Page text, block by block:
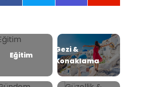
Eğitim
Gezi &
Konaklama